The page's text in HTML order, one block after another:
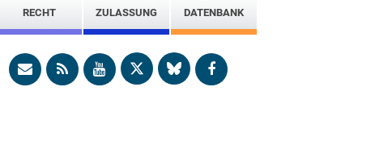
RECHT ZULASSUNG DATENBANK